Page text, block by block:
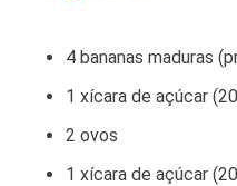
4 bananas maduras
1 xícara de açúcar
2 ovos
1 xícara de açúcar